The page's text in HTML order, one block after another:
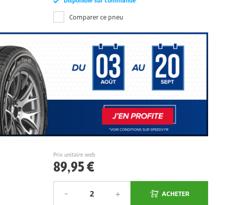
Comparer ce pneu
Prix unitaire web
89,95 €
ACHETER